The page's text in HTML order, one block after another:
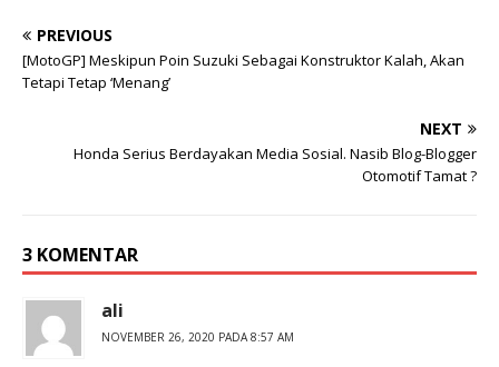
PREVIOUS
[MotoGP] Meskipun Poin Suzuki Sebagai Konstruktor Kalah, Akan
Tetapi Tetap ‘Menang’
NEXT
Honda Serius Berdayakan Media Sosial. Nasib Blog-Blogger
Otomotif Tamat ?
3 KOMENTAR
ali
NOVEMBER 26, 2020 PADA 8:57 AM